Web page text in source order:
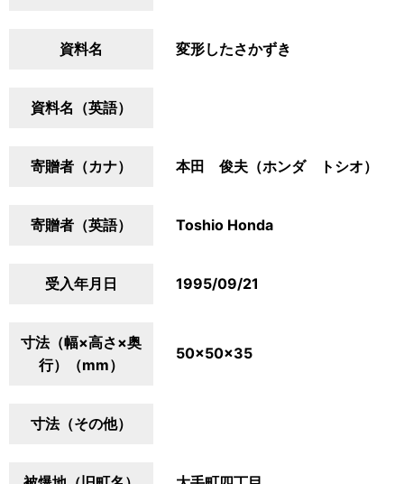
資料名 変形したさかずき
資料名（英語）
寄贈者（カナ） 本田 俊夫（ホンダ トシオ）
寄贈者（英語） Toshio Honda
受入年月日 1995/09/21
寸法（幅×高さ×奥
行）（mm）
50×50×35
寸法（その他）